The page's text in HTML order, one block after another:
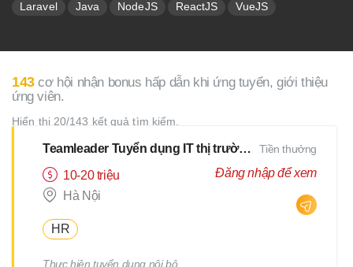
Laravel Java NodeJS ReactJS VueJS
143cơ hội nhận bonus hấp dẫn khi ứng tuyển, giới thiệu
ứng viên.
Hiển thị 20/143 kết quả tìm kiếm.
Teamleader Tuyển dụng IT thị trường Nhật
10-20 triệu
Hà Nội
HR
Thực hiện tuyển dụng nội bộ
Tiền thưởng
Đăng nhập để xem